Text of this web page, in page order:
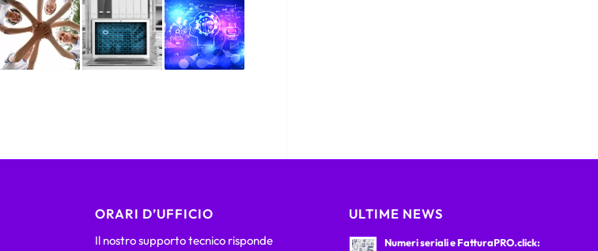
ORARI D’UFFICIO
Il nostro supporto tecnico risponde
ULTIME NEWS
Numeri seriali e FatturaPRO.click: